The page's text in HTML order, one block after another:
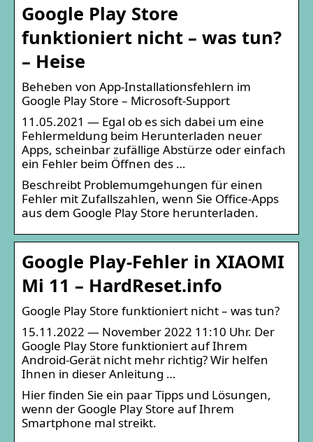
Google Play Store
funktioniert nicht – was tun?
– Heise
Beheben von App-Installationsfehlern im
Google Play Store – Microsoft-Support
11.05.2021 — Egal ob es sich dabei um eine
Fehlermeldung beim Herunterladen neuer
Apps, scheinbar zufällige Abstürze oder einfach
ein Fehler beim Öffnen des …
Beschreibt Problemumgehungen für einen
Fehler mit Zufallszahlen, wenn Sie Office-Apps
aus dem Google Play Store herunterladen.
Google Play-Fehler in XIAOMI
Mi 11 – HardReset.info
Google Play Store funktioniert nicht – was tun?
15.11.2022 — November 2022 11:10 Uhr. Der
Google Play Store funktioniert auf Ihrem
Android-Gerät nicht mehr richtig? Wir helfen
Ihnen in dieser Anleitung …
Hier finden Sie ein paar Tipps und Lösungen,
wenn der Google Play Store auf Ihrem
Smartphone mal streikt.